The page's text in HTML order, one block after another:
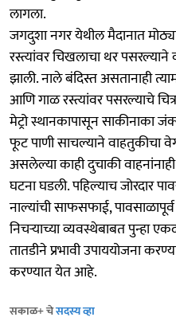
लागला.
जगदुशा नगर येथील मैदानात
रस्त्यांवर चिखलाचा थर
झाली. नाले बंदिस्त असतानाही
आणि गाळ रस्त्यांवर पसरल्याचे
मेट्रो स्थानकापासून साकीनाका
फूट पाणी साचल्याने वाहतुकीचा
असलेल्या काही दुचाकी वाहनांनाही
घटना घडली. पहिल्याच जोरदार
नाल्यांची साफसफाई,
निचऱ्याच्या व्यवस्थेबाबत पुन्हा
तातडीने प्रभावी उपाययोजना
करण्यात येत आहे.
सकाळ+ चेसदस्य व्हा